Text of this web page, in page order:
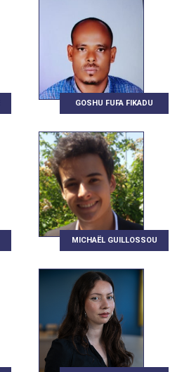
GOSHU FUFA FIKADU
MICHAËL GUILLOSSOU